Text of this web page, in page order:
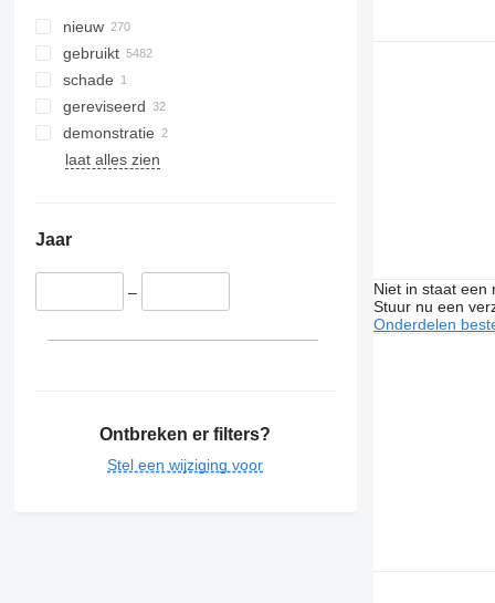
nieuw
gebruikt
schade
gereviseerd
demonstratie
laat alles zien
Jaar
–
Ontbreken er filters?
Stel een wijziging voor
Niet in staat een
Stuur nu een
Onderdelen